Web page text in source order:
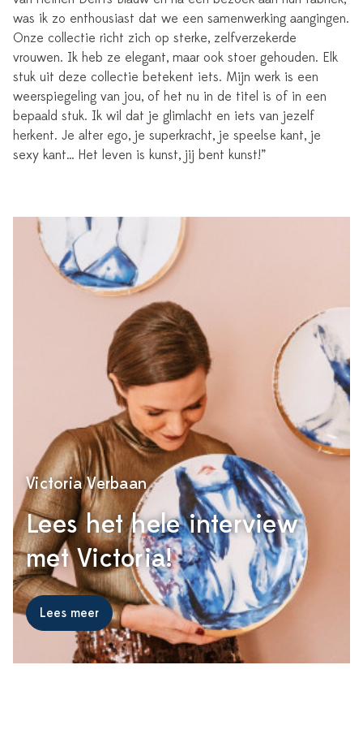
was ik zo enthousiast dat we een samenwerking aangingen.
Onze collectie richt zich op sterke, zelfverzekerde
vrouwen. Ik heb ze elegant, maar ook stoer gehouden. Elk
stuk uit deze collectie betekent iets. Mijn werk is een
weerspiegeling van jou, of het nu in de titel is of in een
bepaald stuk. Ik wil dat je glimlacht en iets van jezelf
herkent. Je alter ego, je superkracht, je speelse kant, je
sexy kant… Het leven is kunst, jij bent kunst!”
Victoria Verbaan
Lees het hele interview
met Victoria!
Lees meer